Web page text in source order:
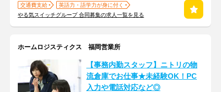
交通費支給
英語力・語学力が身に付く
やる気スイッチグループ 合同募集の求人一覧を見る
ホームロジスティクス 福岡営業所
【事務内勤スタッフ】ニトリの物
流倉庫でお仕事★未経験OK！PC
入力や電話対応など◎